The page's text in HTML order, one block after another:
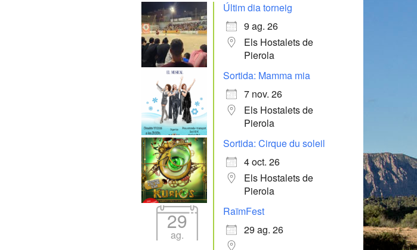
Últim dia torneig
9 ag. 26
Els Hostalets de
Pierola
Sortida: Mamma mia
7 nov. 26
Els Hostalets de
Pierola
Sortida: Cirque du soleil
4 oct. 26
Els Hostalets de
Pierola
29
ag.
RaïmFest
29 ag. 26